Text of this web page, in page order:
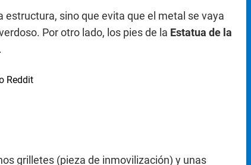
sino que evita que el metal se vaya
Por otro lado, los pies de la Estatua de la
grilletes (pieza de inmovilización) y unas